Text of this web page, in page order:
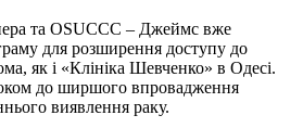
та OSUCCC – Джеймс вже
для розширення доступу до
як і «Клініка Шевченко» в Одесі.
до ширшого впровадження
виявлення раку.